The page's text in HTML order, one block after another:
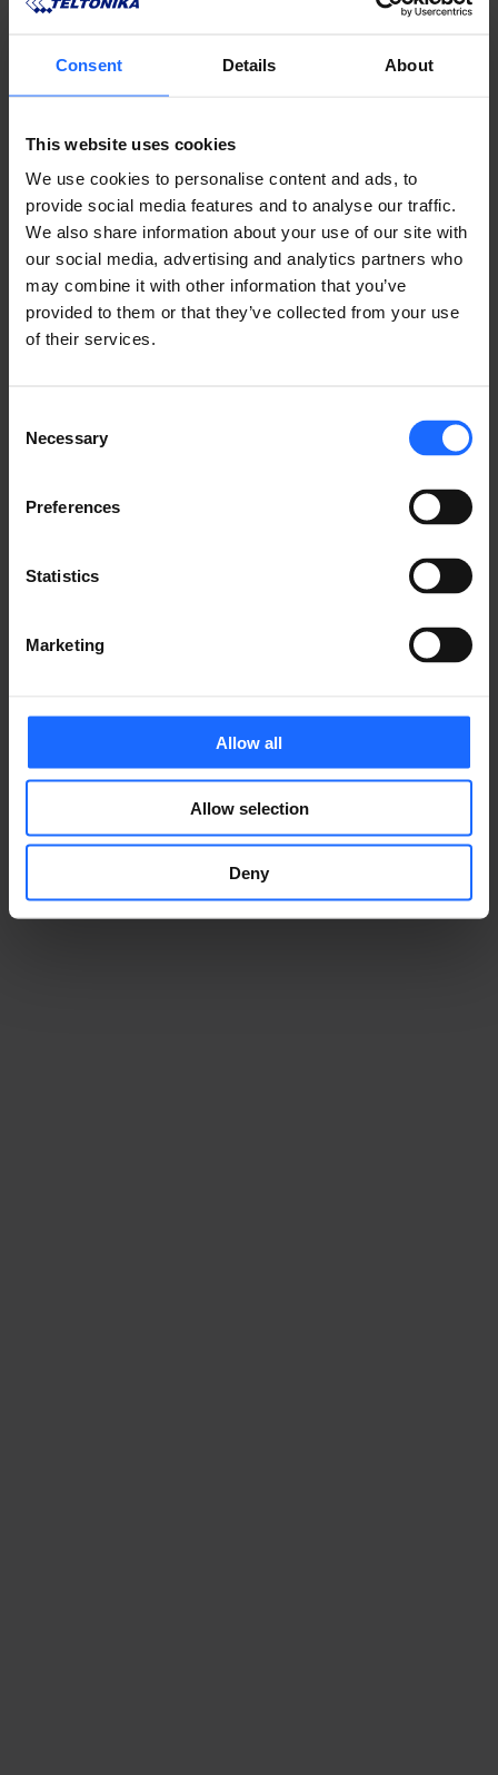
Consent Details About
This website uses cookies
We use cookies to personalise content and ads, to
provide social media features and to analyse our traffic.
We also share information about your use of our site with
our social media, advertising and analytics partners who
may combine it with other information that you’ve
provided to them or that they’ve collected from your use
of their services.
Selection
Necessary
Preferences
Statistics
Marketing
Allow all
Allow selection
Deny
typesetting
industry
Lorem Ipsum is
simply dummy text
of the printing and
typesetting
industry
ウェビナー録画